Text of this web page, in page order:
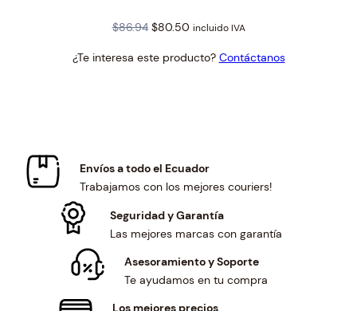
$86.94 Original
was:
$80.50Current
is:
incluido IVA
¿Te interesa este producto? Contáctanos
Envíos a todo el Ecuador
Trabajamos con los mejores couriers!
Seguridad y Garantía
Las mejores marcas con garantía
Asesoramiento y Soporte
Te ayudamos en tu compra
Los mejores precios